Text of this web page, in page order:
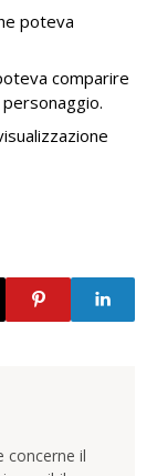
poteva
comparire
concerne il